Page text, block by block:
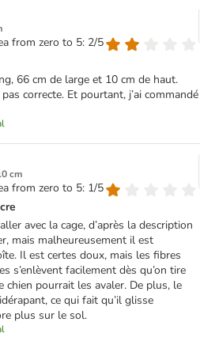
from zero to 5: 2/5
66 cm de large et 10 cm de haut.
correcte. Et pourtant, j’ai commandé
cm
from zero to 5: 1/5
avec la cage, d’après la description
mais malheureusement il est
Il est certes doux, mais les fibres
s’enlèvent facilement dès qu’on tire
chien pourrait les avaler. De plus, le
ce qui fait qu’il glisse
plus sur le sol.